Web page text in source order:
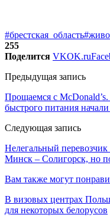
#брестская_область
255
Поделится VKOK.ru
Предыдущая запись
Прощаемся с
быстрого питания
Следующая запись
Нелегальный
Минск – Солигорск, но
Вам также могут
В визовых центрах
для некоторых белорусов